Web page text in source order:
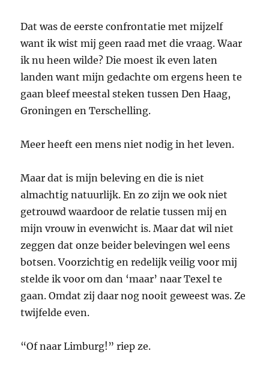
Dat was de eerste confrontatie met mijzelf
want ik wist mij geen raad met die vraag. Waar
ik nu heen wilde? Die moest ik even laten
landen want mijn gedachte om ergens heen te
gaan bleef meestal steken tussen Den Haag,
Groningen en Terschelling.
Meer heeft een mens niet nodig in het leven.
Maar dat is mijn beleving en die is niet
almachtig natuurlijk. En zo zijn we ook niet
getrouwd waardoor de relatie tussen mij en
mijn vrouw in evenwicht is. Maar dat wil niet
zeggen dat onze beider belevingen wel eens
botsen. Voorzichtig en redelijk veilig voor mij
stelde ik voor om dan ‘maar’ naar Texel te
gaan. Omdat zij daar nog nooit geweest was. Ze
twijfelde even.
“Of naar Limburg!” riep ze.